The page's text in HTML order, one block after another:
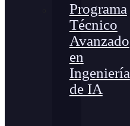
Programa
Técnico
Avanzado
en
Ingeniería
de IA